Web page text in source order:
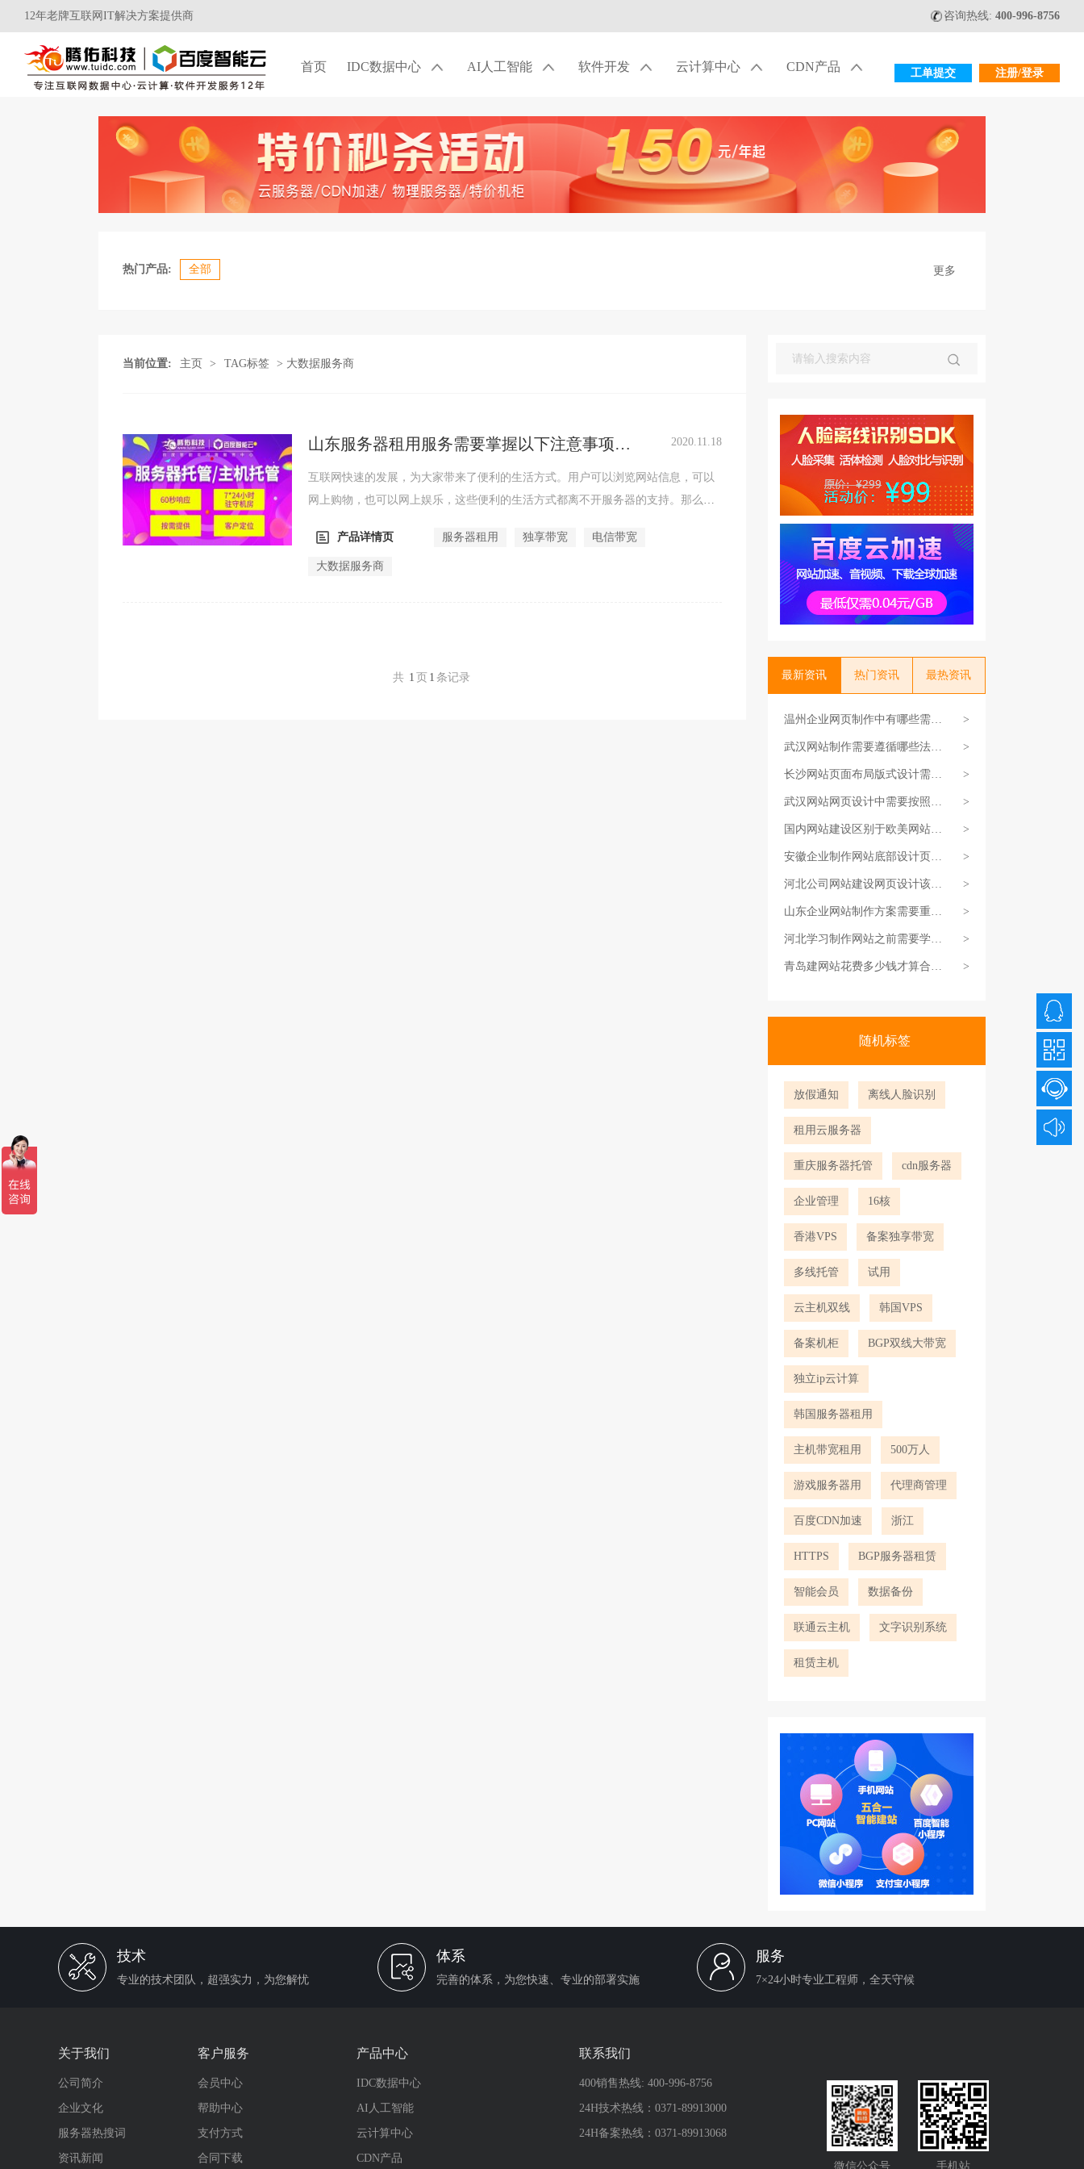
12年老牌互联网IT解决方案提供商 咨询热线: 400-996-8756
首页 IDC数据中心 AI人工智能 软件开发 云计算中心 CDN产品 工单提交 注册/登录
热门产品: 全部 更多
最新资讯 热门资讯 最热资讯
温州企业网页制作中有哪些需要
灵活掌握
>
武汉网站制作需要遵循哪些法则
能让网站
>
长沙网站页面布局版式设计需要
遵循哪些
>
武汉网站网页设计中需要按照什
么思路执
>
国内网站建设区别于欧美网站建
设的原因
>
安徽企业制作网站底部设计页面
过程中需
>
河北公司网站建设网页设计该怎
么做好页
>
山东企业网站制作方案需要重点
考虑哪几
>
河北学习制作网站之前需要学习
哪些建网
>
青岛建网站花费多少钱才算合情
>
随机标签
放假通知 离线人脸识别
租用云服务器
重庆服务器托管 cdn服务器
企业管理 16核
香港VPS 备案独享带宽
多线托管 试用
云主机双线 韩国VPS
备案机柜 BGP双线大带宽
独立ip云计算
韩国服务器租用
主机带宽租用 500万人
游戏服务器用 代理商管理
百度CDN加速 浙江
HTTPS BGP服务器租赁
智能会员 数据备份
联通云主机 文字识别系统
租赁主机
当前位置: 主页 > TAG标签 > 大数据服务商
山东服务器租用服务需要掌握以下注意事项有
2020.11.18
互联网快速的发展，为大家带来了便利的生活方式。用户可以浏览网站信息，可以
网上购物，也可以网上娱乐，这些便利的生活方式都离不开服务器的支持。那么，
产品详情页
服务器租用 独享带宽 电信带宽
大数据服务商
共 1 页 1 条记录
技术
专业的技术团队，超强实力，为您解忧
体系
完善的体系，为您快速、专业的部署实施
服务
7×24小时专业工程师，全天守候
关于我们
公司简介
企业文化
服务器热搜词
资讯新闻
客户服务
会员中心
帮助中心
支付方式
合同下载
产品中心
IDC数据中心
AI人工智能
云计算中心
CDN产品
联系我们
400销售热线: 400-996-8756
24H技术热线：0371-89913000
24H备案热线：0371-89913068
微信公众号 手机站